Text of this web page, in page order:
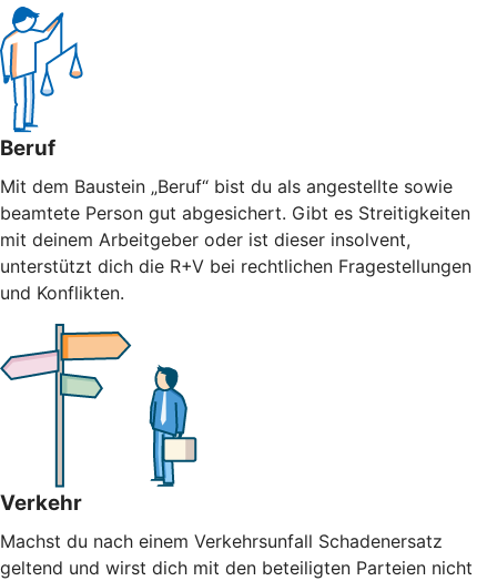
Beruf
Mit dem Baustein „Beruf“ bist du als angestellte sowie
beamtete Person gut abgesichert. Gibt es Streitigkeiten
mit deinem Arbeitgeber oder ist dieser insolvent,
unterstützt dich die R+V bei rechtlichen Fragestellungen
und Konflikten.
Verkehr
Machst du nach einem Verkehrsunfall Schadenersatz
geltend und wirst dich mit den beteiligten Parteien nicht